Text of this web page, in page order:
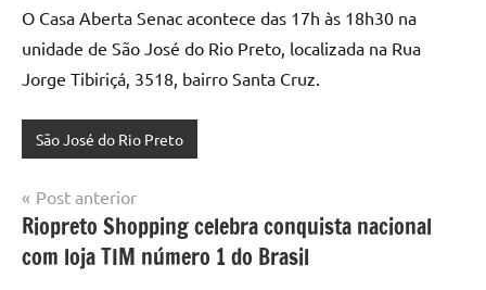
O Casa Aberta Senac acontece das 17h às 18h30 na
unidade de São José do Rio Preto, localizada na Rua
Jorge Tibiriçá, 3518, bairro Santa Cruz.
São José do Rio Preto
Navegação
de
Post
Post anterior
Riopreto Shopping celebra conquista nacional
com loja TIM número 1 do Brasil